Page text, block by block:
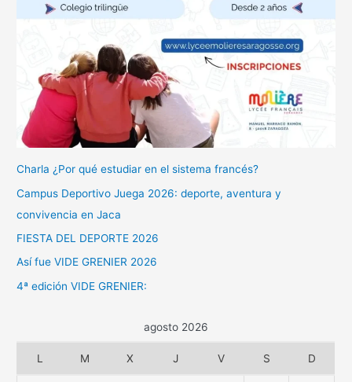
Charla ¿Por qué estudiar en el sistema francés?
Campus Deportivo Juega 2026: deporte, aventura y
convivencia en Jaca
FIESTA DEL DEPORTE 2026
Así fue VIDE GRENIER 2026
4ª edición VIDE GRENIER:
agosto 2026
L M X J V S D